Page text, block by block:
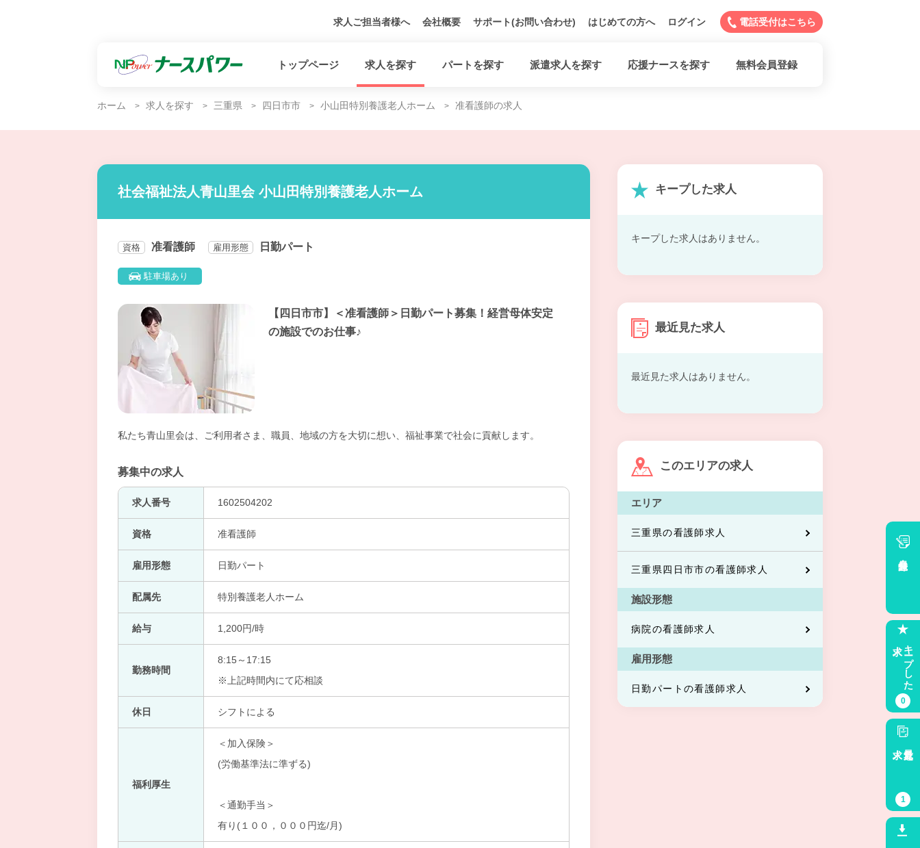
求人ご担当者様へ 会社概要 サポート(お問い合わせ) はじめての方へ ログイン 電話受付はこちら
トップページ 求人を探す パートを探す 派遣求人を探す 応援ナースを探す 無料会員登録
ホーム 求人を探す 三重県 四日市市 小山田特別養護老人ホーム 准看護師の求人
社会福祉法人青山里会 小山田特別養護老人ホーム
資格 准看護師 雇用形態 日勤パート
駐車場あり
【四日市市】＜准看護師＞日勤パート募集！経営母体安定
の施設でのお仕事♪
私たち青山里会は、ご利用者さま、職員、地域の方を大切に想い、福祉事業で社会に貢献します。
募集中の求人
求人番号 1602504202
資格 准看護師
雇用形態 日勤パート
配属先 特別養護老人ホーム
給与 1,200円/時
勤務時間
8:15～17:15
※上記時間内にて応相談
休日 シフトによる
福利厚生
＜加入保険＞
(労働基準法に準ずる)
＜通勤手当＞
有り(１００，０００円迄/月)
キープした求人
キープした求人はありません。
最近見た求人
最近見た求人はありません。
このエリアの求人
エリア
三重県の看護師求人
三重県四日市市の看護師求人
施設形態
病院の看護師求人
雇用形態
日勤パートの看護師求人
キープした
0
最近見た
1